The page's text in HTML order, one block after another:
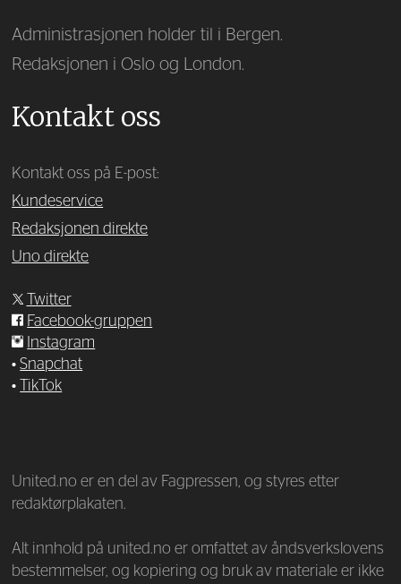
Administrasjonen holder til i Bergen.
Redaksjonen i Oslo og London.
Kontakt oss
Kontakt oss på E-post:
Kundeservice
Redaksjonen direkte
Uno direkte
Twitter
Facebook-gruppen
Instagram
•Snapchat
•
TikTok
United.no er en del av Fagpressen, og styres etter
redaktørplakaten.
Alt innhold på united.no er omfattet av åndsverkslovens
bestemmelser, og kopiering og bruk av materiale er ikke